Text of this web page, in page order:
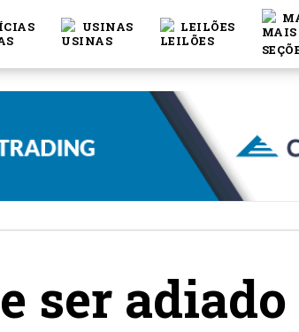
USINAS LEILÕES
ser